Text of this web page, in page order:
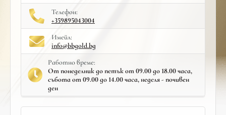
Телефон:
+359895043004
Имейл:
info@bbgold.bg
Работно време:
От понеделник до петък от 09.00 до 18.00 часа,
събота от 09.00 до 14.00 часа, неделя - почивен
ден